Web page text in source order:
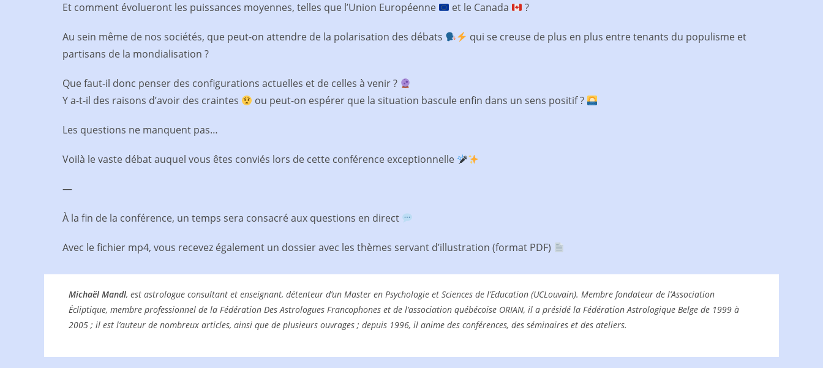
Et comment évolueront les puissances moyennes, telles que l’Union Européenne
et le Canada ?
Au sein même de nos sociétés, que peut-on attendre de la polarisation des débats
qui se creuse de plus en plus entre tenants du populisme et
partisans de la mondialisation ?
Que faut-il donc penser des configurations actuelles et de celles à venir ?
Y a-t-il des raisons d’avoir des craintes
ou peut-on espérer que la situation bascule enfin dans un sens positif ?
Les questions ne manquent pas…
Voilà le vaste débat auquel vous êtes conviés lors de cette conférence exceptionnelle
—
À la fin de la conférence, un temps sera consacré aux questions en direct
Avec le fichier mp4, vous recevez également un dossier avec les thèmes servant d’illustration (format PDF)
Michaël Mandl, est astrologue consultant et enseignant, détenteur d’un Master en Psychologie et Sciences de l’Education (UCLouvain). Membre fondateur de l’Association
Écliptique, membre professionnel de la Fédération Des Astrologues Francophones et de l’association québécoise ORIAN, il a présidé la Fédération Astrologique Belge de 1999 à
2005 ; il est l’auteur de nombreux articles, ainsi que de plusieurs ouvrages ; depuis 1996, il anime des conférences, des séminaires et des ateliers.